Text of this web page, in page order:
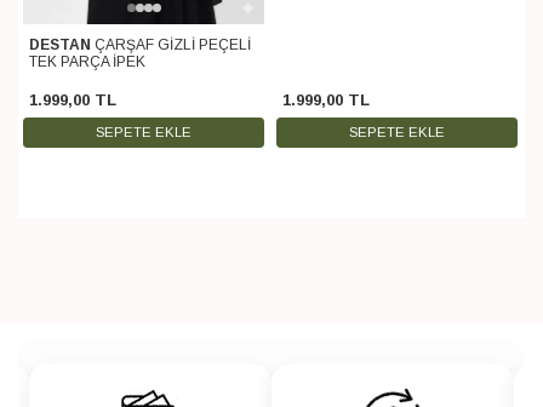
DESTAN ÇARŞAF GİZLİ PEÇELİ
TEK PARÇA İPEK
1.999,00 TL
SEPETE EKLE
1.999,00 TL
SEPETE EKLE